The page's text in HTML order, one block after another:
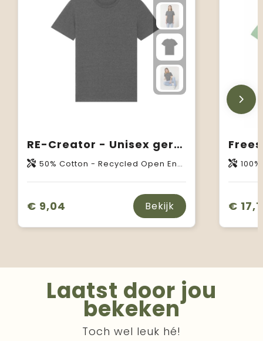
RE-Creator - Unisex gereycleerde T-shirt
50% Cotton - Recycled Open End, 50% Cotton - Organic Raw Open End
€ 9,04 Bekijk
100%
€
Laatst door jou
bekeken
Toch wel leuk hé!